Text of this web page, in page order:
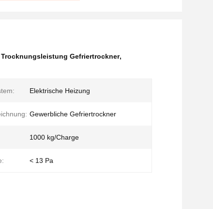
Trocknungsleistung Gefriertrockner,
Elektrische Heizung
Gewerbliche Gefriertrockner
1000 kg/Charge
< 13 Pa